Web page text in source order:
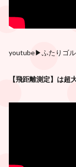
youtube▶︎ふたりゴ
【飛距離測定】は超